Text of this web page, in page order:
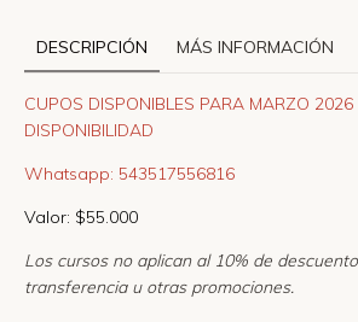
DESCRIPCIÓN MÁS INFORMACIÓN
CUPOS DISPONIBLES PARA MARZO
DISPONIBILIDAD
Whatsapp: 543517556816
Valor: $55.000
Los cursos no aplican al 10% de
transferencia u otras promociones.